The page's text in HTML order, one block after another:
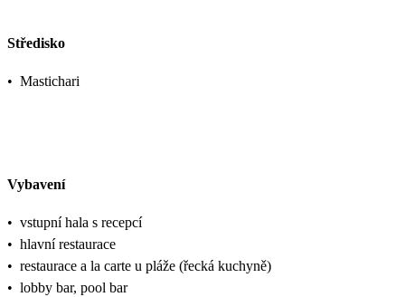
Středisko
• Mastichari
Vybavení
• vstupní hala s recepcí
• hlavní restaurace
• restaurace a la carte u pláže (řecká kuchyně)
• lobby bar, pool bar